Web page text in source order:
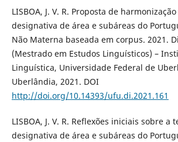
LISBOA, J. V. R. Proposta de
designativa de área e subáreas do
Não Materna baseada em corpus. 2021.
(Mestrado em Estudos Linguísticos) –
Linguística, Universidade Federal de
Uberlândia, 2021. DOI
http://doi.org/10.14393/ufu.di.2021.161
LISBOA, J. V. R. Reflexões iniciais sobre a
designativa de área e subáreas do